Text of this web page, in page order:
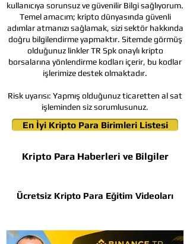
Ücretsiz Kripto Para Eğitim Videoları
Kripto Para Haberleri ve Bilgiler
En İyi Kripto Para Birimleri Listesi
kullanıcıya sorunsuz ve güvenilir Bilgi sağlıyorum.
Temel amacım; kripto dünyasında güvenli
adımlar atmanızı sağlamak, sizi sektör hakkında
doğru bilgilendirme yapmaktır. Sitemde görmüş
olduğunuz linkler TR Spk onaylı kripto
borsalarına yönlendirme kodları içerir, bu kodlar
işlerimize destek olmaktadır.
Risk uyarısı: Yapmış olduğunuz ticaretten al sat
işleminden siz sorumlusunuz.